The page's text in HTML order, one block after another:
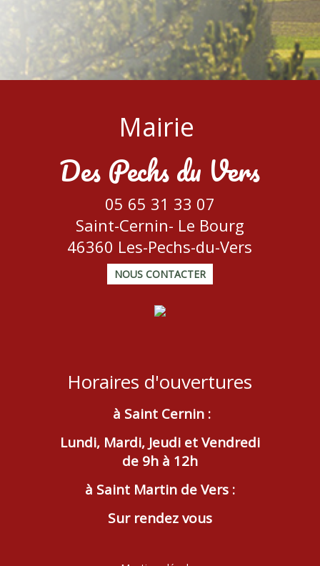
Mairie
Des Pechs du Vers
05 65 31 33 07
Saint-Cernin- Le Bourg
46360 Les-Pechs-du-Vers
NOUS CONTACTER
Horaires d'ouvertures
à Saint Cernin :
Lundi, Mardi, Jeudi et Vendredi
de 9h à 12h
à Saint Martin de Vers :
Sur rendez vous